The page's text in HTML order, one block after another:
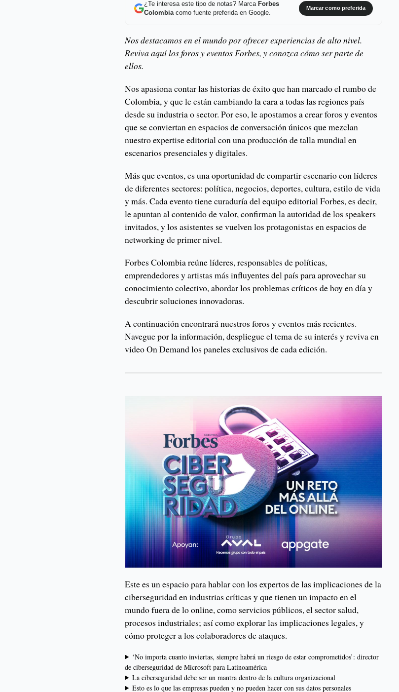
¿Te interesa este tipo de notas? Marca Forbes
Colombiacomo fuente preferida en Google.
Marcar como preferida
Nos destacamos en el mundo por ofrecer experiencias de alto nivel.
Reviva aquí los foros y eventos Forbes, y conozca cómo ser parte de
ellos.
Nos apasiona contar las historias de éxito que han marcado el rumbo de
Colombia, y que le están cambiando la cara a todas las regiones país
desde su industria o sector. Por eso, le apostamos a crear foros y eventos
que se conviertan en espacios de conversación únicos que mezclan
nuestro expertise editorial con una producción de talla mundial en
escenarios presenciales y digitales.
Más que eventos, es una oportunidad de compartir escenario con líderes
de diferentes sectores: política, negocios, deportes, cultura, estilo de vida
y más. Cada evento tiene curaduría del equipo editorial Forbes, es decir,
le apuntan al contenido de valor, confirman la autoridad de los speakers
invitados, y los asistentes se vuelven los protagonistas en espacios de
networking de primer nivel.
Forbes Colombia reúne líderes, responsables de políticas,
emprendedores y artistas más influyentes del país para aprovechar su
conocimiento colectivo, abordar los problemas críticos de hoy en día y
descubrir soluciones innovadoras.
A continuación encontrará nuestros foros y eventos más recientes.
Navegue por la información, despliegue el tema de su interés y reviva en
video On Demand los paneles exclusivos de cada edición.
Este es un espacio para hablar con los expertos de las implicaciones de la
ciberseguridad en industrias críticas y que tienen un impacto en el
mundo fuera de lo online, como servicios públicos, el sector salud,
procesos industriales; así como explorar las implicaciones legales, y
cómo proteger a los colaboradores de ataques.
‘No importa cuanto inviertas, siempre habrá un riesgo de estar comprometidos’: director
de ciberseguridad de Microsoft para Latinoamérica
La ciberseguridad debe ser un mantra dentro de la cultura organizacional
Esto es lo que las empresas pueden y no pueden hacer con sus datos personales